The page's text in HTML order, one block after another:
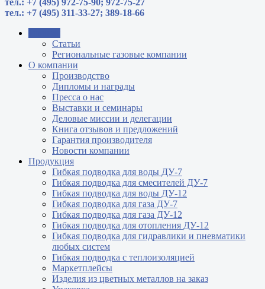
тел.: +7 (495) 972-75-90; 972-75-27
тел.: +7 (495) 311-33-27; 389-18-66
Статьи
Региональные газовые компании
О компании
Производство
Дипломы и награды
Пресса о нас
Выставки и семинары
Деловые миссии и делегации
Книга отзывов и предложений
Гарантия производителя
Новости компании
Продукция
Гибкая подводка для воды ДУ-7
Гибкая подводка для смесителей ДУ-7
Гибкая подводка для воды ДУ-12
Гибкая подводка для газа ДУ-7
Гибкая подводка для газа ДУ-12
Гибкая подводка для отопления ДУ-12
Гибкая подводка для гидравлики и пневматики
любых систем
Гибкая подводка с теплоизоляцией
Маркетплейсы
Изделия из цветных металлов на заказ